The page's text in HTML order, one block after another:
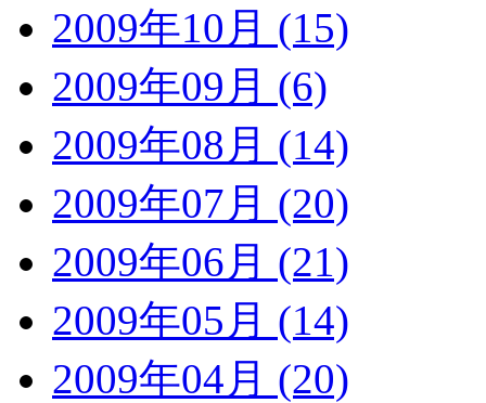
2009年10月 (15)
2009年09月 (6)
2009年08月 (14)
2009年07月 (20)
2009年06月 (21)
2009年05月 (14)
2009年04月 (20)